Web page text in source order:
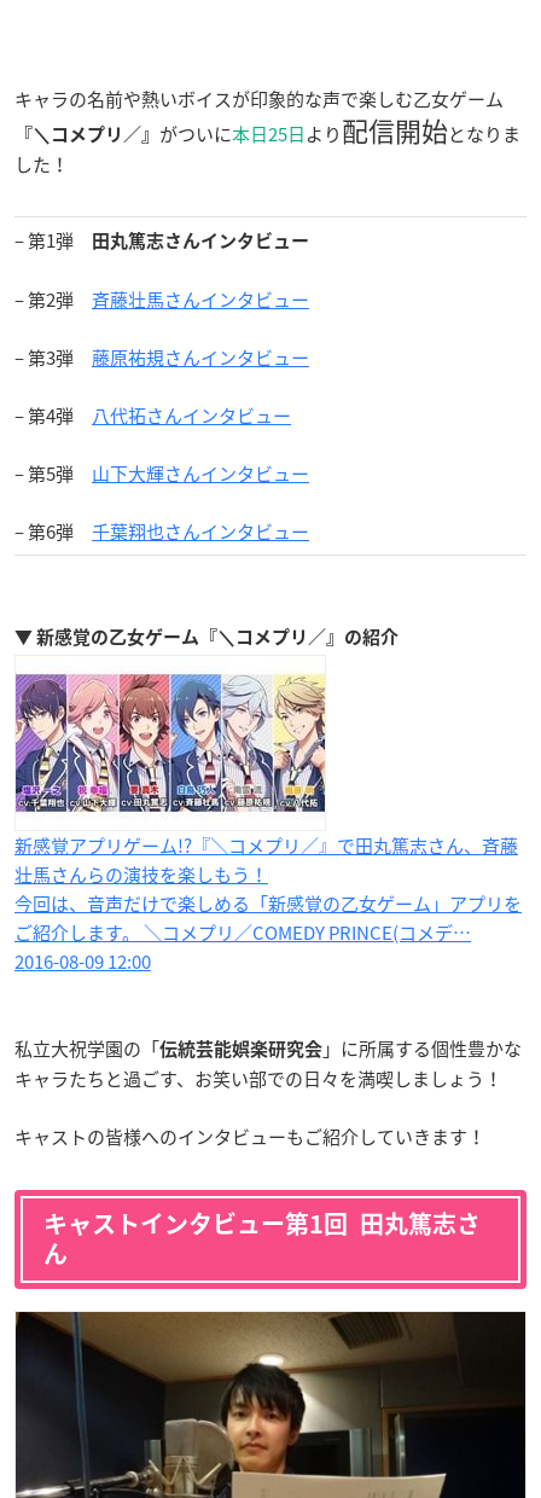
キャラの名前や熱いボイスが印象的な声で楽しむ乙女ゲーム
『＼コメプリ／』 がついに本日25日より配信開始となりま
した！
– 第1弾 田丸篤志さんインタビュー
– 第2弾 斉藤壮馬さんインタビュー
– 第3弾 藤原祐規さんインタビュー
– 第4弾 八代拓さんインタビュー
– 第5弾 山下大輝さんインタビュー
– 第6弾 千葉翔也さんインタビュー
▼ 新感覚の乙女ゲーム『＼コメプリ／』の紹介
新感覚アプリゲーム!?『＼コメプリ／』で田丸篤志さん、斉藤
壮馬さんらの演技を楽しもう！
今回は、音声だけで楽しめる「新感覚の乙女ゲーム」アプリを
ご紹介します。 ＼コメプリ／COMEDY PRINCE(コメデ…
2016-08-09 12:00
私立大祝学園の「伝統芸能娯楽研究会 」に所属する個性豊かな
キャラたちと過ごす、お笑い部での日々を満喫しましょう！
キャストの皆様へのインタビューもご紹介していきます！
キャストインタビュー第1回 田丸篤志さ
ん